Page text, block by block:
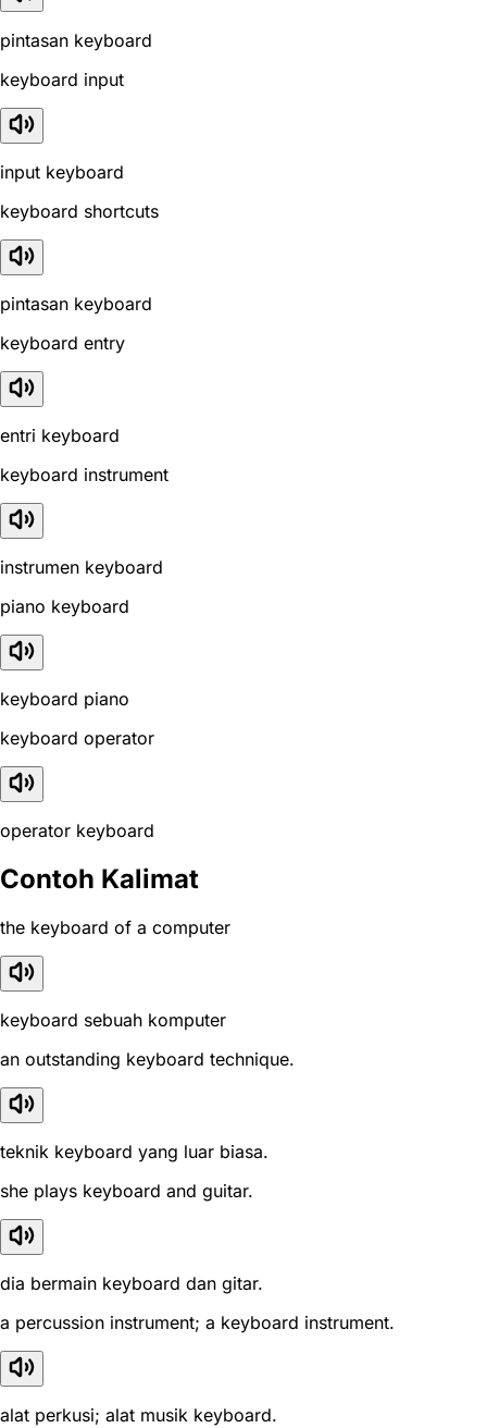
pintasan keyboard
keyboard input
input keyboard
keyboard shortcuts
pintasan keyboard
keyboard entry
entri keyboard
keyboard instrument
instrumen keyboard
piano keyboard
keyboard piano
keyboard operator
operator keyboard
Contoh Kalimat
the keyboard of a computer
keyboard sebuah komputer
an outstanding keyboard technique.
teknik keyboard yang luar biasa.
she plays keyboard and guitar.
dia bermain keyboard dan gitar.
a percussion instrument; a keyboard instrument.
alat perkusi; alat musik keyboard.